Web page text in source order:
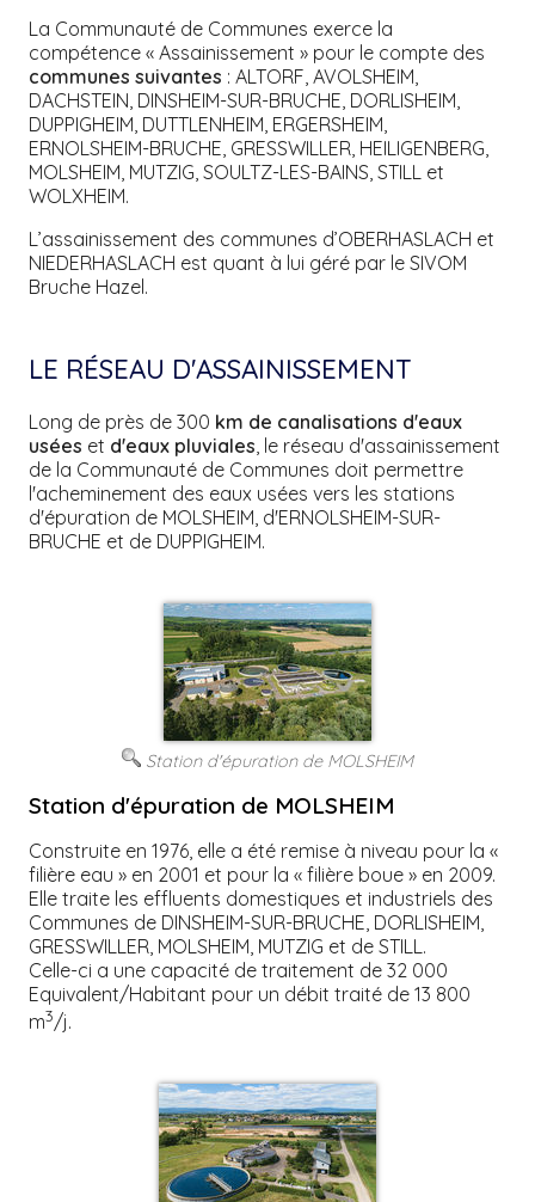
La Communauté de Communes exerce la
compétence « Assainissement » pour le compte des
communes suivantes : ALTORF, AVOLSHEIM,
DACHSTEIN, DINSHEIM-SUR-BRUCHE, DORLISHEIM,
DUPPIGHEIM, DUTTLENHEIM, ERGERSHEIM,
ERNOLSHEIM-BRUCHE, GRESSWILLER, HEILIGENBERG,
MOLSHEIM, MUTZIG, SOULTZ-LES-BAINS, STILL et
WOLXHEIM.
L’assainissement des communes d’OBERHASLACH et
NIEDERHASLACH est quant à lui géré par le SIVOM
Bruche Hazel.
LE RÉSEAU D'ASSAINISSEMENT
Long de près de 300 km de canalisations d'eaux
usées et d'eaux pluviales , le réseau d'assainissement
de la Communauté de Communes doit permettre
l'acheminement des eaux usées vers les stations
d'épuration de MOLSHEIM, d'ERNOLSHEIM-SUR-
BRUCHE et de DUPPIGHEIM.
Station d'épuration de MOLSHEIM
Station d'épuration de MOLSHEIM
Construite en 1976, elle a été remise à niveau pour la «
filière eau » en 2001 et pour la « filière boue » en 2009.
Elle traite les effluents domestiques et industriels des
Communes de DINSHEIM-SUR-BRUCHE, DORLISHEIM,
GRESSWILLER, MOLSHEIM, MUTZIG et de STILL.
Celle-ci a une capacité de traitement de 32 000
Equivalent/Habitant pour un débit traité de 13 800
m3/j.